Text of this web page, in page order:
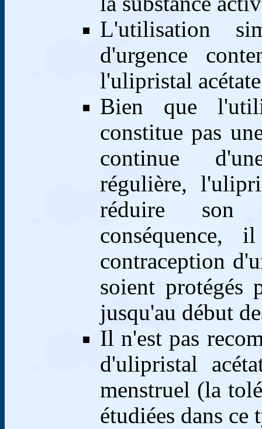
L'utilisation
d'urgence
l'ulipristal
Bien que
constitue pas
continue
régulière,
réduire son
conséquence,
contraception
soient protégés
jusqu'au début
Il n'est pas
d'ulipristal
menstruel (la
étudiées dans